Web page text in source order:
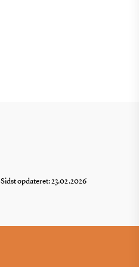
Sidst opdateret: 23.02.2026